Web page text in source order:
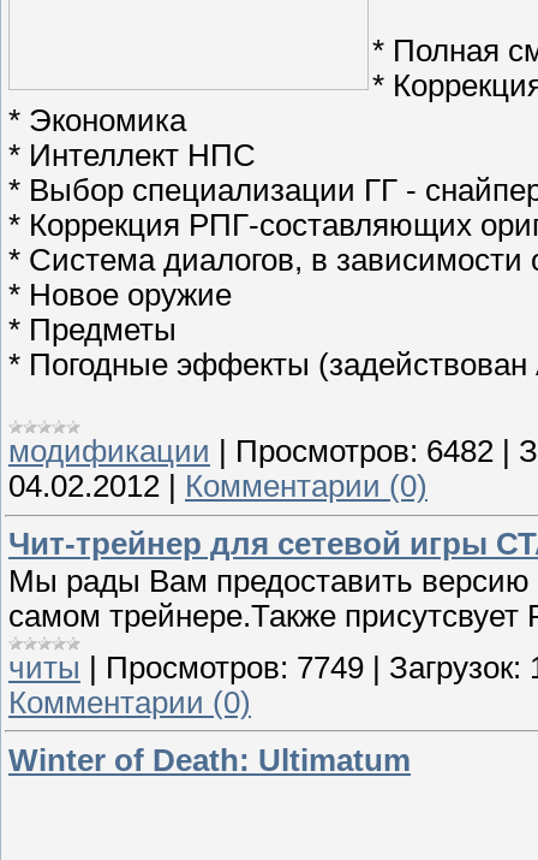
* Полная
*
* Экономика
* Интеллект НПС
* Выбор специализации ГГ -
* Коррекция РПГ-составляющих
* Система диалогов, в
* Новое оружие
* Предметы
* Погодные эффекты (задействован
модификации Просмотров: 6482
04.02.2012
Комментарии (0)
Чит-трейнер для сетевой игры
Мы рады Вам предоставить версию
самом трейнере.Также присутсвует
читы
Просмотров: 7749 Загрузок:
Комментарии (0)
Winter of Death: Ultimatum